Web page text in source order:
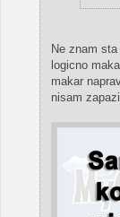
Ne znam
logicno
makar
nisam